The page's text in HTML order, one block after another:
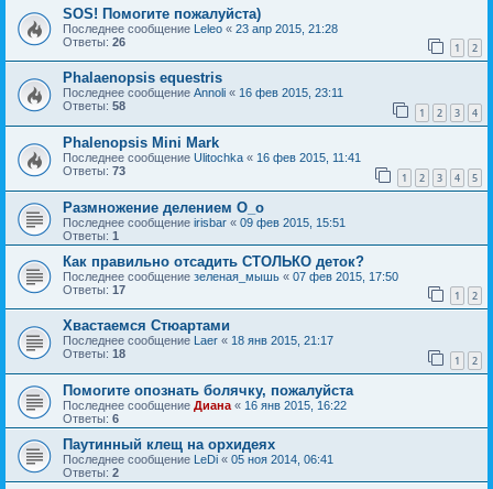
SOS! Помогите пожалуйста)
Последнее сообщение Leleo « 23 апр 2015, 21:28
Ответы: 26 1 2
Phalaenopsis equestris
Последнее сообщение Annoli « 16 фев 2015, 23:11
Ответы: 58 1 2 3 4
Phalenopsis Mini Mark
Последнее сообщение Ulitochka « 16 фев 2015, 11:41
Ответы: 73 1 2 3 4 5
Размножение делением О_о
Последнее сообщение irisbar « 09 фев 2015, 15:51
Ответы: 1
Как правильно отсадить СТОЛЬКО деток?
Последнее сообщение зеленая_мышь « 07 фев 2015, 17:50
Ответы: 17 1 2
Хвастаемся Стюартами
Последнее сообщение Laer « 18 янв 2015, 21:17
Ответы: 18 1 2
Помогите опознать болячку, пожалуйста
Последнее сообщение Диана « 16 янв 2015, 16:22
Ответы: 6
Паутинный клещ на орхидеях
Последнее сообщение LeDi « 05 ноя 2014, 06:41
Ответы: 2